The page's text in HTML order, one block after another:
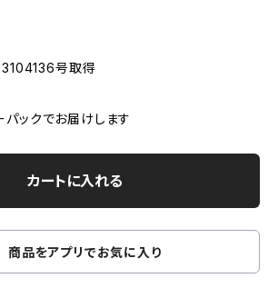
号取得
ックでお届けします
カートに入れる
商品をアプリでお気に入り